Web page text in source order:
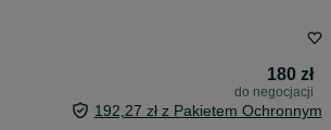
180 zł
do negocjacji
192,27 zł z Pakietem Ochronnym